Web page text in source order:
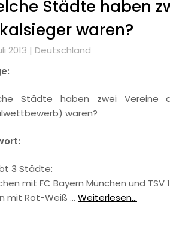
Städte haben
waren?
2013 | Deutschland
Städte haben zwei Vereine
waren?
3 Städte:
mit FC Bayern München und TSV
mit Rot-Weiß … Weiterlesen...